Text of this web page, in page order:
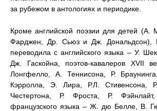
за рубежом в антологиях и периодике.
Кроме английской поэзии для детей (А.
Фарджен, Др. Сьюз и Дж. Дональдсон),
переводила с английского языка – У.
Дж. Гаскойна, поэтов-кавалеров XVII
Лонгфелло, А. Теннисона, Р.
Кэрролла, Э. Лира, Р.Л. Стивенсона,
Честертона, Р. Фроста, Р.
французского языка – Ж. дю Белле, В.